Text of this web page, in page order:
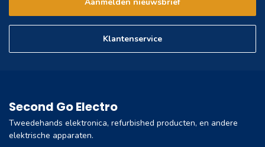
Klantenservice
Second Go Electro
Tweedehands elektronica, refurbished producten, en andere
elektrische apparaten.